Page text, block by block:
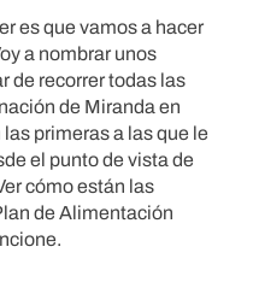
es que vamos a hacer
a nombrar unos
de recorrer todas las
de Miranda en
primeras a las que le
el punto de vista de
cómo están las
de Alimentación